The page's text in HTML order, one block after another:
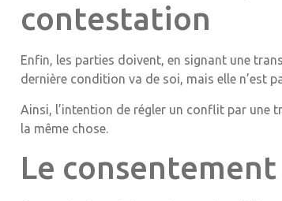
contestation
Enfin, les parties doivent, en signant une
dernière condition va de soi, mais elle n’est
Ainsi, l’intention de régler un conflit par une
la même chose.
Le